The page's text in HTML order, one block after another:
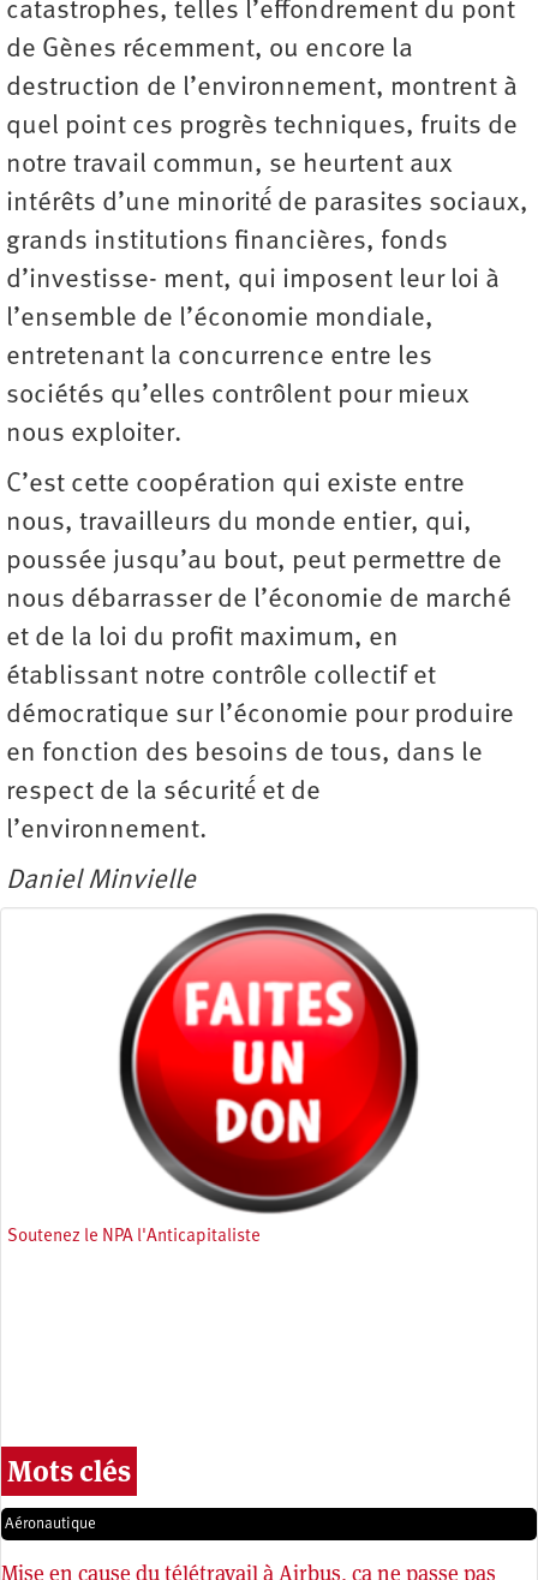
catastrophes, telles l’effondrement du pont
de Gènes récemment, ou encore la
destruction de l’environnement, montrent à
quel point ces progrès techniques, fruits de
notre travail commun, se heurtent aux
intérêts d’une minorité́ de parasites sociaux,
grands institutions financières, fonds
d’investisse- ment, qui imposent leur loi à
l’ensemble de l’économie mondiale,
entretenant la concurrence entre les
sociétés qu’elles contrôlent pour mieux
nous exploiter.
C’est cette coopération qui existe entre
nous, travailleurs du monde entier, qui,
poussée jusqu’au bout, peut permettre de
nous débarrasser de l’économie de marché
et de la loi du profit maximum, en
établissant notre contrôle collectif et
démocratique sur l’économie pour produire
en fonction des besoins de tous, dans le
respect de la sécurité́ et de
l’environnement.
Daniel Minvielle
Soutenez le NPA l'Anticapitaliste
Mots clés
Aéronautique
Mise en cause du télétravail à Airbus, ça ne passe pas